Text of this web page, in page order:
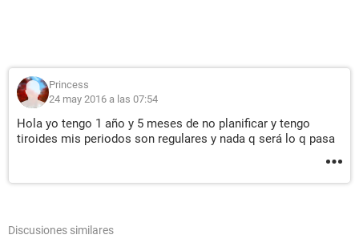
Princess
24 may 2016 a las 07:54
Hola yo tengo 1 año y 5 meses de no planificar y tengo
tiroides mis periodos son regulares y nada q será lo q pasa
Discusiones similares